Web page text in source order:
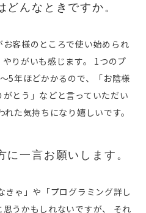
んなときですか。
客様のところで使い始められ
りがいも感じます。 1つのプ
5年ほどかかるので、「お陰様
とう」などと言っていただい
た気持ちになり嬉しいです。
に一言お願いします。
きゃ」や「プログラミング詳し
うかもしれないですが、 それ